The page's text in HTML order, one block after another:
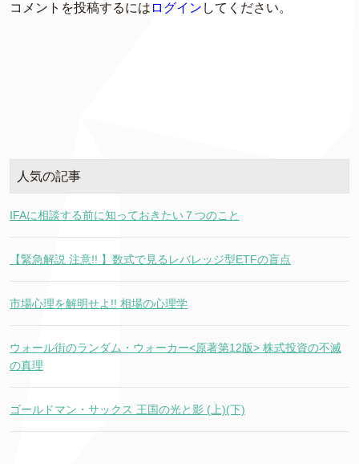
コメントを投稿するには ログイン してください。
人気の記事
IFAに相談する前に知っておきたい７つのこと
【緊急解説 注意!! 】数式で見るレバレッジ型ETFの盲点
市場心理を解明せよ!! 相場の心理学
ウォール街のランダム・ウォーカー<原著第12版> 株式投資の不滅
の真理
ゴールドマン・サックス 王国の光と影 (上)(下)